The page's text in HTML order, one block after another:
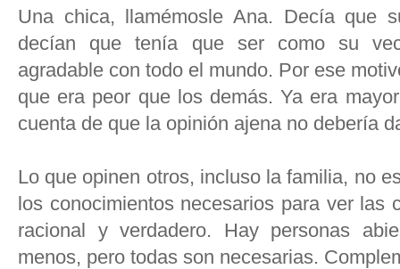
Una chica, llamémosle Ana. Decía que
decían que tenía que ser como su
agradable con todo el mundo. Por ese
que era peor que los demás. Ya era
cuenta de que la opinión ajena no debería
Lo que opinen otros, incluso la familia, no
los conocimientos necesarios para ver las
racional y verdadero. Hay personas
menos, pero todas son necesarias.